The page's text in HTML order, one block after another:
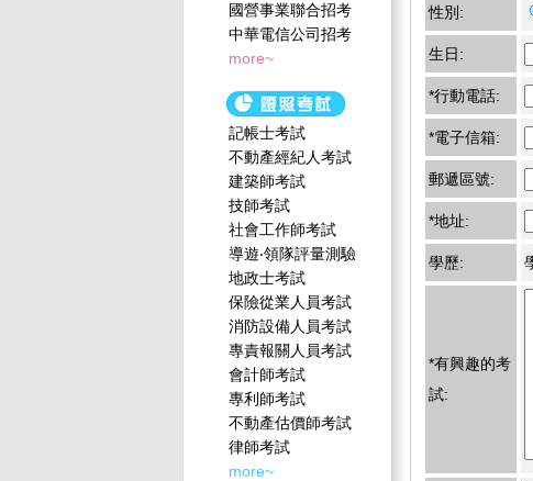
國營事業聯合招考
中華電信公司招考
more~
記帳士考試
不動產經紀人考試
建築師考試
技師考試
社會工作師‍考試
導遊‧領隊評量測驗
地政士考試
保險從業人員考試
消防設備人員考試
專責報關人員考試
會計師考試
專利師考試
不動產估價師考試
律師考試
more~
性別:
生日:
*行動電話:
*電子信箱:
郵遞區號:
*地址:
學歷:
*有興趣的考
試: